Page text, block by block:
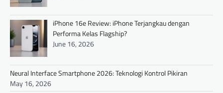
iPhone 16e Review: iPhone Terjangkau dengan
Performa Kelas Flagship?
June 16, 2026
Neural Interface Smartphone 2026: Teknologi Kontrol Pikiran
May 16, 2026